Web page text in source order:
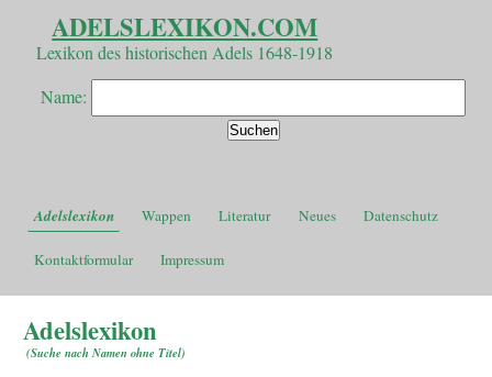
ADELSLEXIKON.COM
Lexikon des historischen Adels 1648-1918
Name:
Adelslexikon Wappen Literatur Neues Datenschutz
Kontaktformular Impressum
Adelslexikon
(Suche nach Namen ohne Titel)